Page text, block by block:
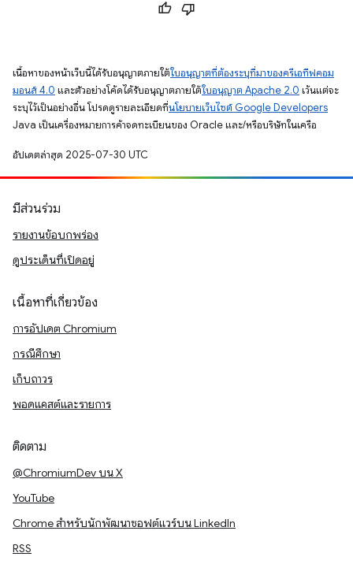
เนื้อหาของหน้าเว็บนี้ได้รับอนุญาตภายใต้ใบอนุญาตที่ต้องระบุที่มาของครีเอทีฟคอม
มอนส์ 4.0 และตัวอย่างโค้ดได้รับอนุญาตภายใต้ใบอนุญาต Apache 2.0 เว้นแต่จะ
ระบุไว้เป็นอย่างอื่น โปรดดูรายละเอียดที่นโยบายเว็บไซต์ Google Developers
Java เป็นเครื่องหมายการค้าจดทะเบียนของ Oracle และ/หรือบริษัทในเครือ
อัปเดตล่าสุด 2025-07-30 UTC
มีส่วนร่วม
รายงานข้อบกพร่อง
ดูประเด็นที่เปิดอยู่
เนื้อหาที่เกี่ยวข้อง
การอัปเดต Chromium
กรณีศึกษา
เก็บถาวร
พอดแคสต์และรายการ
ติดตาม
@ChromiumDev บน X
YouTube
Chrome สำหรับนักพัฒนาซอฟต์แวร์บน LinkedIn
RSS